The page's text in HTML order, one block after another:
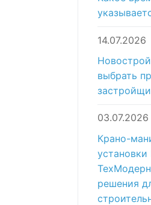
14.07.2026
выбрать
03.07.2026
Крано-
решения